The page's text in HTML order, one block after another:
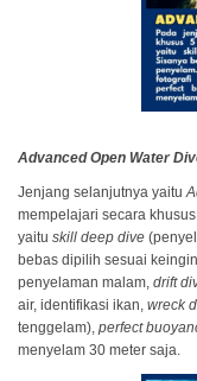
Advanced Open Water
Jenjang selanjutnya yaitu
mempelajari secara
yaitu skill deep dive
bebas dipilih sesuai
penyelaman malam, drift
air, identifikasi ikan, wreck
tenggelam), perfect
menyelam 30 meter saja.